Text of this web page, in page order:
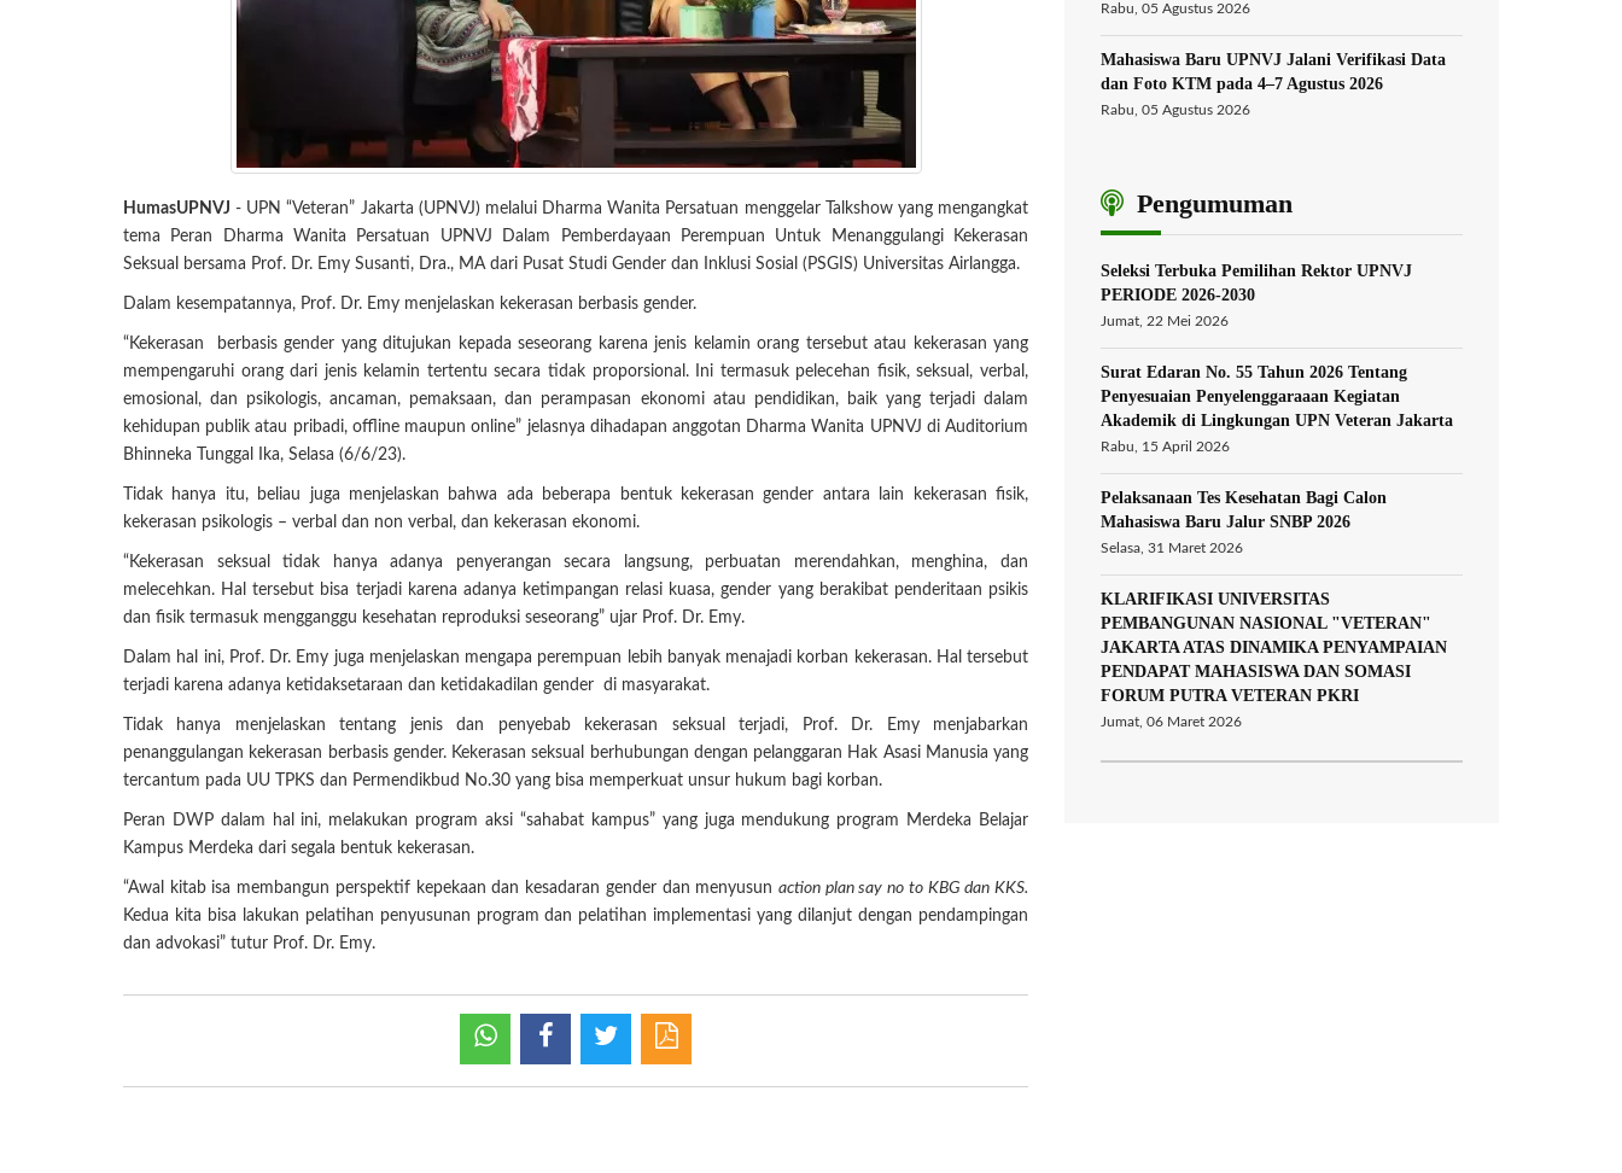
HumasUPNVJ - UPN “Veteran” Jakarta (UPNVJ) melalui Dharma Wanita Persatuan menggelar Talkshow yang mengangkat
tema Peran Dharma Wanita Persatuan UPNVJ Dalam Pemberdayaan Perempuan Untuk Menanggulangi Kekerasan
Seksual bersama Prof. Dr. Emy Susanti, Dra., MA dari Pusat Studi Gender dan Inklusi Sosial (PSGIS) Universitas Airlangga.
Dalam kesempatannya, Prof. Dr. Emy menjelaskan kekerasan berbasis gender.
“Kekerasan berbasis gender yang ditujukan kepada seseorang karena jenis kelamin orang tersebut atau kekerasan yang
mempengaruhi orang dari jenis kelamin tertentu secara tidak proporsional. Ini termasuk pelecehan fisik, seksual, verbal,
emosional, dan psikologis, ancaman, pemaksaan, dan perampasan ekonomi atau pendidikan, baik yang terjadi dalam
kehidupan publik atau pribadi, offline maupun online” jelasnya dihadapan anggotan Dharma Wanita UPNVJ di Auditorium
Bhinneka Tunggal Ika, Selasa (6/6/23).
Tidak hanya itu, beliau juga menjelaskan bahwa ada beberapa bentuk kekerasan gender antara lain kekerasan fisik,
kekerasan psikologis – verbal dan non verbal, dan kekerasan ekonomi.
“Kekerasan seksual tidak hanya adanya penyerangan secara langsung, perbuatan merendahkan, menghina, dan
melecehkan. Hal tersebut bisa terjadi karena adanya ketimpangan relasi kuasa, gender yang berakibat penderitaan psikis
dan fisik termasuk mengganggu kesehatan reproduksi seseorang” ujar Prof. Dr. Emy.
Dalam hal ini, Prof. Dr. Emy juga menjelaskan mengapa perempuan lebih banyak menajadi korban kekerasan. Hal tersebut
terjadi karena adanya ketidaksetaraan dan ketidakadilan gender di masyarakat.
Tidak hanya menjelaskan tentang jenis dan penyebab kekerasan seksual terjadi, Prof. Dr. Emy menjabarkan
penanggulangan kekerasan berbasis gender. Kekerasan seksual berhubungan dengan pelanggaran Hak Asasi Manusia yang
tercantum pada UU TPKS dan Permendikbud No.30 yang bisa memperkuat unsur hukum bagi korban.
Peran DWP dalam hal ini, melakukan program aksi “sahabat kampus” yang juga mendukung program Merdeka Belajar
Kampus Merdeka dari segala bentuk kekerasan.
“Awal kitab isa membangun perspektif kepekaan dan kesadaran gender dan menyusun action plan say no to KBG dan KKS.
Kedua kita bisa lakukan pelatihan penyusunan program dan pelatihan implementasi yang dilanjut dengan pendampingan
dan advokasi” tutur Prof. Dr. Emy.
Rabu, 05 Agustus 2026
Mahasiswa Baru UPNVJ Jalani Verifikasi Data
dan Foto KTM pada 4–7 Agustus 2026
Rabu, 05 Agustus 2026
Pengumuman
Seleksi Terbuka Pemilihan Rektor UPNVJ
PERIODE 2026-2030
Jumat, 22 Mei 2026
Surat Edaran No. 55 Tahun 2026 Tentang
Penyesuaian Penyelenggaraaan Kegiatan
Akademik di Lingkungan UPN Veteran Jakarta
Rabu, 15 April 2026
Pelaksanaan Tes Kesehatan Bagi Calon
Mahasiswa Baru Jalur SNBP 2026
Selasa, 31 Maret 2026
KLARIFIKASI UNIVERSITAS
PEMBANGUNAN NASIONAL "VETERAN"
JAKARTA ATAS DINAMIKA PENYAMPAIAN
PENDAPAT MAHASISWA DAN SOMASI
FORUM PUTRA VETERAN PKRI
Jumat, 06 Maret 2026